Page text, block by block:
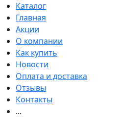
Каталог
Главная
Акции
О компании
Как купить
Новости
Оплата и доставка
Отзывы
Контакты
...